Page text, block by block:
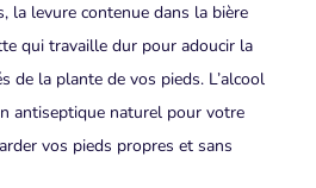
la levure contenue dans la bière
qui travaille dur pour adoucir la
de la plante de vos pieds. L’alcool
antiseptique naturel pour votre
vos pieds propres et sans